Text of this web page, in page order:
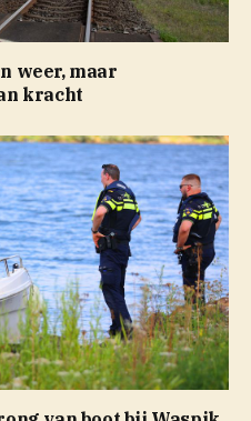
weer, maar
kracht